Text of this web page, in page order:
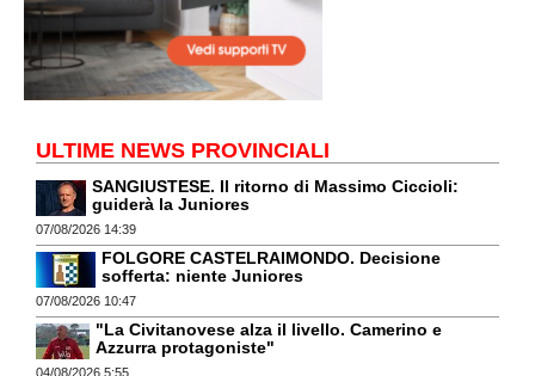
ULTIME NEWS PROVINCIALI
SANGIUSTESE. Il ritorno di Massimo Ciccioli:
guiderà la Juniores
07/08/2026 14:39
FOLGORE CASTELRAIMONDO. Decisione
sofferta: niente Juniores
07/08/2026 10:47
"La Civitanovese alza il livello. Camerino e
Azzurra protagoniste"
04/08/2026 5:55